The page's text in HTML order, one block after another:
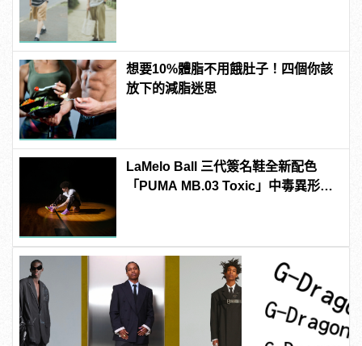
想要10%體脂不用餓肚子！四個你該
放下的減脂迷思
LaMelo Ball 三代簽名鞋全新配色
「PUMA MB.03 Toxic」中毒異形大